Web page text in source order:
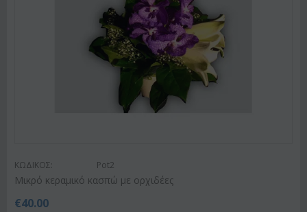
ΚΩΔΙΚΟΣ: Pot2
Mικρό κεραμικό κασπώ με ορχιδέες
€40.00